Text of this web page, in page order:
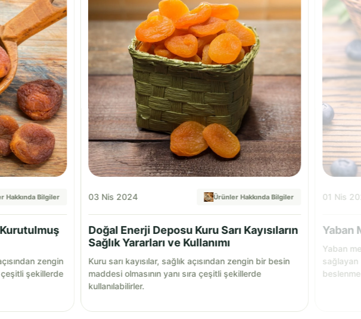
Hakkında Bilgiler
zengin
çeşitli şekillerde
03 Nis 2024 Ürünler Hakkında Bilgiler
Doğal Enerji Deposu Kuru Sarı Kayısıların
Sağlık Yararları ve Kullanımı
Kuru sarı kayısılar, sağlık açısından zengin bir besin
maddesi olmasının yanı sıra çeşitli şekillerde
kullanılabilirler.
01 Nis
Yaban
Yaban
sağlayan